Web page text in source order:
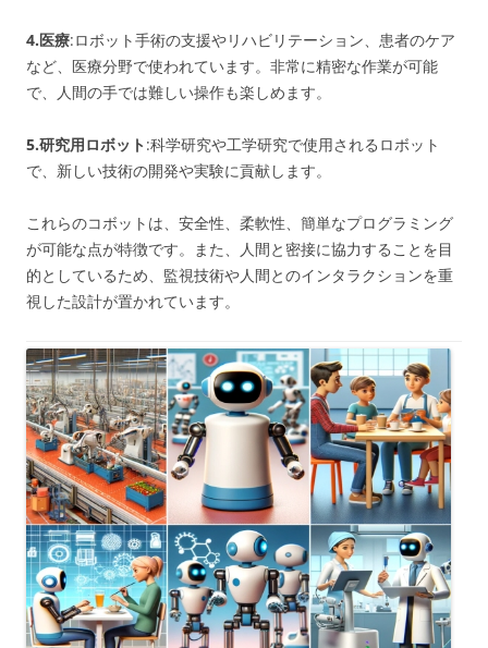
4.医療:ロボット手術の支援やリハビリテーション、患者のケア
など、医療分野で使われています。非常に精密な作業が可能
で、人間の手では難しい操作も楽しめます。
5.研究用ロボット :科学研究や工学研究で使用されるロボット
で、新しい技術の開発や実験に貢献します。
これらのコボットは、安全性、柔軟性、簡単なプログラミング
が可能な点が特徴です。また、人間と密接に協力することを目
的としているため、監視技術や人間とのインタラクションを重
視した設計が置かれています。